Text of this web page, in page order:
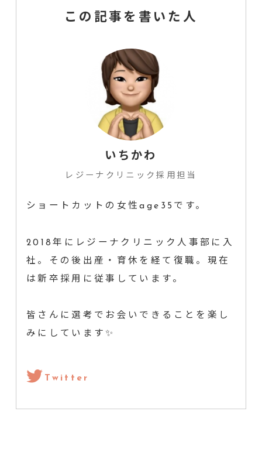
この記事を書いた人
いちかわ
レジーナクリニック採用担当
ショートカットの女性age35です。
2018年にレジーナクリニック人事部に入
社。その後出産・育休を経て復職。現在
は新卒採用に従事しています。
皆さんに選考でお会いできることを楽し
みにしています✨
Twitter